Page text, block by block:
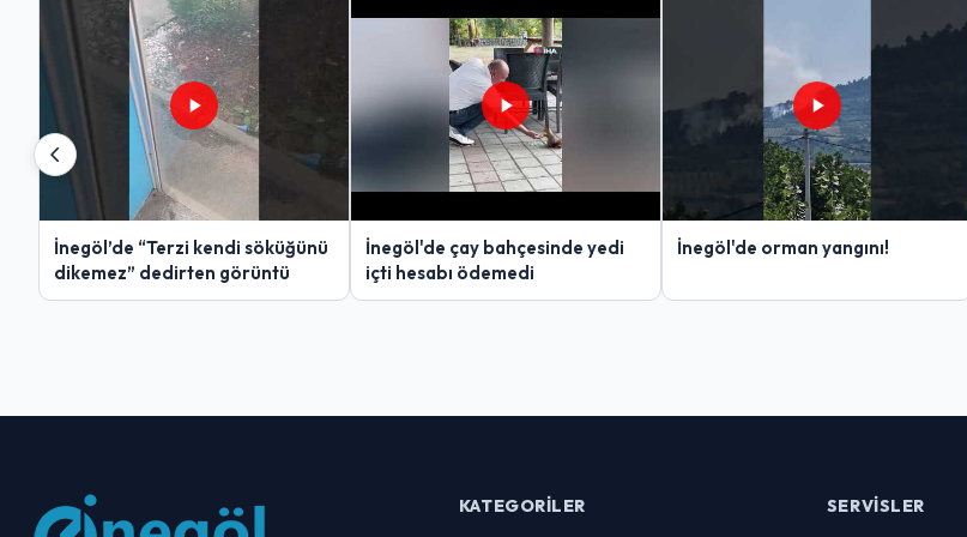
İnegöl’de “Terzi kendi söküğünü
dikemez” dedirten görüntü
İnegöl'de çay bahçesinde yedi
içti hesabı ödemedi
İnegöl'de orman yangını!
KATEGORILER SERVISLER